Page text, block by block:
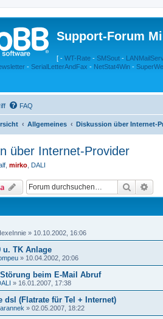
Support-Forum
[ - WT-Rate - SMSout -
- SerialLetterAndFax - NetStat4Win -
FAQ
Allgemeines Diskussion über Internet-
über Internet-Provider
mirko DALI
Suche
» 10.10.2002, 16:06
u. TK Anlage
» 10.04.2002, 20:06
beim E-Mail Abruf
» 16.01.2007, 17:38
dsl (Flatrate für Tel + Internet)
» 02.05.2007, 18:22